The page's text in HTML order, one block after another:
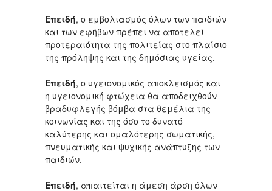
Επειδή, ο εμβολιασμός όλων των παιδιών
και των εφήβων πρέπει να αποτελεί
προτεραιότητα της πολιτείας στο πλαίσιο
της πρόληψης και της δημόσιας υγείας.
Επειδή, ο υγειονομικός αποκλεισμός και
η υγειονομική φτώχεια θα αποδειχθούν
βραδυφλεγής βόμβα στα θεμέλια της
κοινωνίας και της όσο το δυνατό
καλύτερης και ομαλότερης σωματικής,
πνευματικής και ψυχικής ανάπτυξης των
παιδιών.
Επειδή, απαιτείται η άμεση άρση όλων